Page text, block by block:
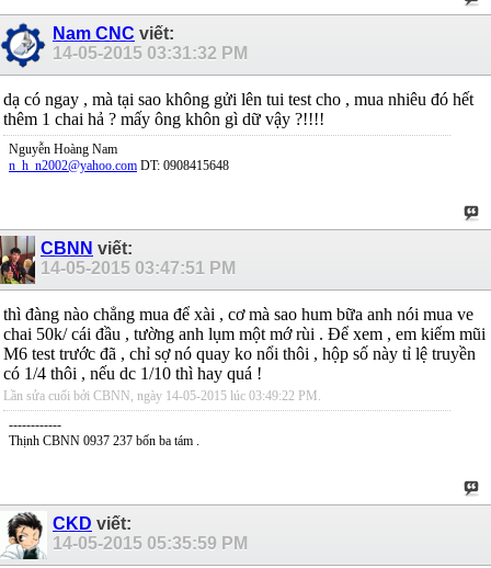
Nam CNC viết:
14-05-2015 03:31:32 PM
dạ có ngay , mà tại sao không gửi lên tui test cho , mua nhiêu đó hết
thêm 1 chai hả ? mấy ông khôn gì dữ vậy ?!!!!
Nguyễn Hoàng Nam
n_h_n2002@yahoo.com DT: 0908415648
CBNN viết:
14-05-2015 03:47:51 PM
thì đàng nào chẳng mua để xài , cơ mà sao hum bữa anh nói mua ve
chai 50k/ cái đầu , tường anh lụm một mớ rùi . Để xem , em kiếm mũi
M6 test trước đã , chỉ sợ nó quay ko nổi thôi , hộp số này tỉ lệ truyền
có 1/4 thôi , nếu dc 1/10 thì hay quá !
Lần sửa cuối bởi CBNN, ngày 14-05-2015 lúc 03:49:22 PM
------------
Thịnh CBNN 0937 237 bốn ba tám .
CKD viết:
14-05-2015 05:35:59 PM